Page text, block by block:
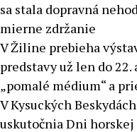
sa stala dopravná
mierne zdržanie
V Žiline prebieha
predstavy už len do 22.
„pomalé médium“ a
V Kysuckých
uskutočnia Dni horskej